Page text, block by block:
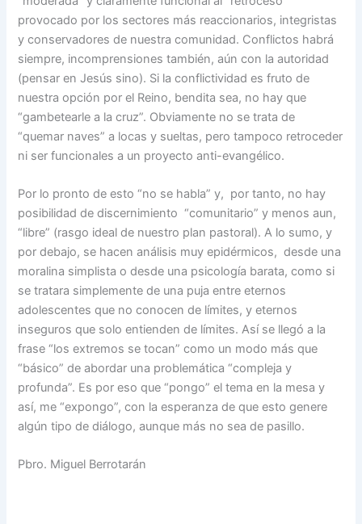
provocado por los sectores más reaccionarios, integristas
y conservadores de nuestra comunidad. Conflictos habrá
siempre, incomprensiones también, aún con la autoridad
(pensar en Jesús sino). Si la conflictividad es fruto de
nuestra opción por el Reino, bendita sea, no hay que
“gambetearle a la cruz”. Obviamente no se trata de
“quemar naves” a locas y sueltas, pero tampoco retroceder
ni ser funcionales a un proyecto anti-evangélico.
Por lo pronto de esto “no se habla” y, por tanto, no hay
posibilidad de discernimiento “comunitario” y menos aun,
“libre” (rasgo ideal de nuestro plan pastoral). A lo sumo, y
por debajo, se hacen análisis muy epidérmicos, desde una
moralina simplista o desde una psicología barata, como si
se tratara simplemente de una puja entre eternos
adolescentes que no conocen de límites, y eternos
inseguros que solo entienden de límites. Así se llegó a la
frase “los extremos se tocan” como un modo más que
“básico” de abordar una problemática “compleja y
profunda”. Es por eso que “pongo” el tema en la mesa y
así, me “expongo”, con la esperanza de que esto genere
algún tipo de diálogo, aunque más no sea de pasillo.
Pbro. Miguel Berrotarán